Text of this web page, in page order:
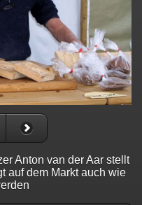
Anton van der Aar stellt
auf dem Markt auch wie